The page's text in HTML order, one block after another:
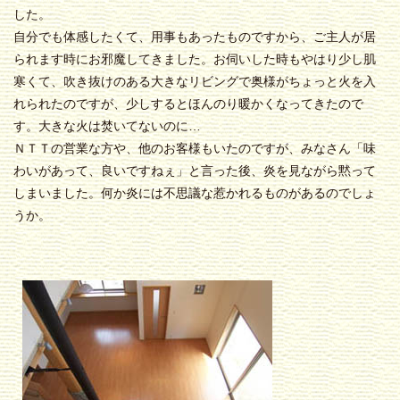
した。
自分でも体感したくて、用事もあったものですから、ご主人が居
られます時にお邪魔してきました。お伺いした時もやはり少し肌
寒くて、吹き抜けのある大きなリビングで奥様がちょっと火を入
れられたのですが、少しするとほんのり暖かくなってきたので
す。大きな火は焚いてないのに…
ＮＴＴの営業な方や、他のお客様もいたのですが、みなさん「味
わいがあって、良いですねぇ」と言った後、炎を見ながら黙って
しまいました。何か炎には不思議な惹かれるものがあるのでしょ
うか。